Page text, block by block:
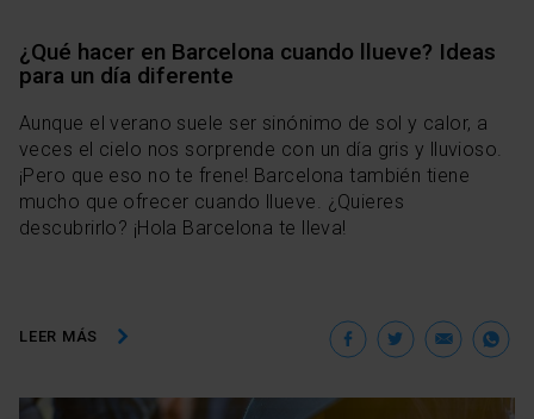
¿Qué hacer en Barcelona cuando llueve? Ideas
para un día diferente
Aunque el verano suele ser sinónimo de sol y calor, a
veces el cielo nos sorprende con un día gris y lluvioso.
¡Pero que eso no te frene! Barcelona también tiene
mucho que ofrecer cuando llueve. ¿Quieres
descubrirlo? ¡Hola Barcelona te lleva!
LEER MÁS Facebook
Twitter